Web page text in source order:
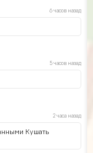
6 часов назад
5 часов назад
2 часа назад
Кушать